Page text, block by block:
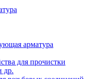
арматура
для прочистки